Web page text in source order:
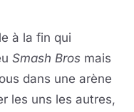
à la fin qui
Smash Bros mais
dans une arène
les uns les autres,